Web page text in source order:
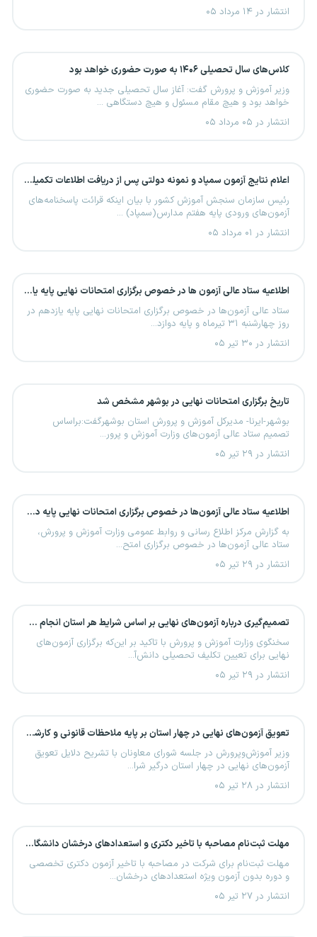
انتشار در ۱۴ مرداد ۰۵
کلاس‌های سال تحصیلی ۱۴۰۶ به صورت حضوری خواهد بود
وزیر آموزش و پرورش گفت: آغاز سال تحصیلی جدید به صورت حضوری
خواهد بود و هیچ مقام مسئول و هیچ دستگاهی ...
انتشار در ۰۵ مرداد ۰۵
اعلام نتایج آزمون سمپاد و نمونه دولتی پس از دریافت اطلاعات تکمیلی از وزارت آموزش و پرورش
رئیس سازمان سنجش آموزش کشور با بیان اینکه قرائت پاسخنامه‌های
آزمون‌های ورودی پایه هفتم مدارس(سمپاد) ...
انتشار در ۰۱ مرداد ۰۵
اطلاعیه ستاد عالی آزمون ها در خصوص برگزاری امتحانات نهایی پایه یازدهم و پایه دوازدهم
ستاد عالی آزمون‌ها در خصوص برگزاری امتحانات نهایی پایه یازدهم در
روز چهارشنبه ۳۱ تیرماه و پایه دوازد...
انتشار در ۳۰ تیر ۰۵
تاریخ برگزاری امتحانات نهایی در بوشهر مشخص شد
بوشهر-ایرنا- مدیرکل آموزش و پرورش استان بوشهرگفت:براساس
تصمیم ستاد عالی آزمون‌های وزارت آموزش و پرور...
انتشار در ۲۹ تیر ۰۵
اطلاعیه ستاد عالی آزمون‌ها در خصوص برگزاری امتحانات نهایی پایه دوازدهم
به گزارش مرکز اطلاع رسانی و روابط عمومی وزارت آموزش و پرورش،
ستاد عالی آزمون‌ها در خصوص برگزاری امتح...
انتشار در ۲۹ تیر ۰۵
تصمیم‌گیری درباره آزمون‌های نهایی بر اساس شرایط هر استان انجام می‌شود
سخنگوی وزارت آموزش و پرورش با تاکید بر این‌که برگزاری آزمون‌های
نهایی برای تعیین تکلیف تحصیلی دانش‌آ...
انتشار در ۲۹ تیر ۰۵
تعویق آزمون‌های نهایی در چهار استان بر پایه ملاحظات قانونی و کارشناسی انجام شد
وزیر آموزش‌وپرورش در جلسه شورای معاونان با تشریح دلایل تعویق
آزمون‌های نهایی در چهار استان درگیر شرا...
انتشار در ۲۸ تیر ۰۵
مهلت ثبت‌نام مصاحبه با تاخیر دکتری و استعدادهای درخشان دانشگاه آزاد اعلام شد
مهلت ثبت‌نام برای شرکت در مصاحبه با تاخیر آزمون دکتری تخصصی
و دوره بدون آزمون ویژه استعدادهای درخشان...
انتشار در ۲۷ تیر ۰۵